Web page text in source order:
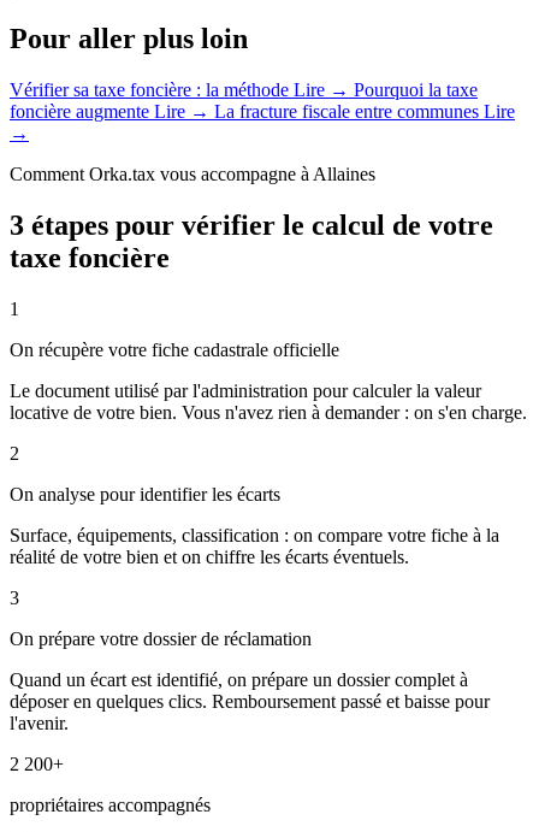
Pour aller plus loin
Vérifier sa taxe foncière : la méthode Lire → Pourquoi la taxe
foncière augmente Lire → La fracture fiscale entre communes Lire
→
Comment Orka.tax vous accompagne à Allaines
3 étapes pour vérifier le calcul de votre
taxe foncière
1
On récupère votre fiche cadastrale officielle
Le document utilisé par l'administration pour calculer la valeur
locative de votre bien. Vous n'avez rien à demander : on s'en charge.
2
On analyse pour identifier les écarts
Surface, équipements, classification : on compare votre fiche à la
réalité de votre bien et on chiffre les écarts éventuels.
3
On prépare votre dossier de réclamation
Quand un écart est identifié, on prépare un dossier complet à
déposer en quelques clics. Remboursement passé et baisse pour
l'avenir.
2 200+
propriétaires accompagnés